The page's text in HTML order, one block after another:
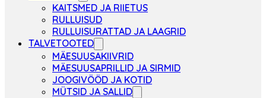
KAITSMED JA RIIETUS
RULLUISUD
RULLUISURATTAD JA LAAGRID
TALVETOOTED
MÄESUUSAKIIVRID
MÄESUUSAPRILLID JA SIRMID
JOOGIVÖÖD JA KOTID
MÜTSID JA SALLID